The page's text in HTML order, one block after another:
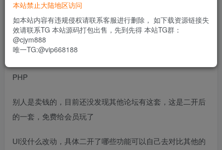
语言：16种，看图
PHP
别人是卖钱的，目前还没发现其他论坛有这套，这是二开后
的一套，免费给会员玩了
UI没什么改动，具体二开了哪些功能可以自己去对比其他的
本站禁止大陆地区访问
如本站内容有违规侵权请联系客服进行删除， 如下载资源链接失
效请联系TG 本站源码打包出售，先到先得 本站TG群：
@cjym888
唯一TG:@vip668188